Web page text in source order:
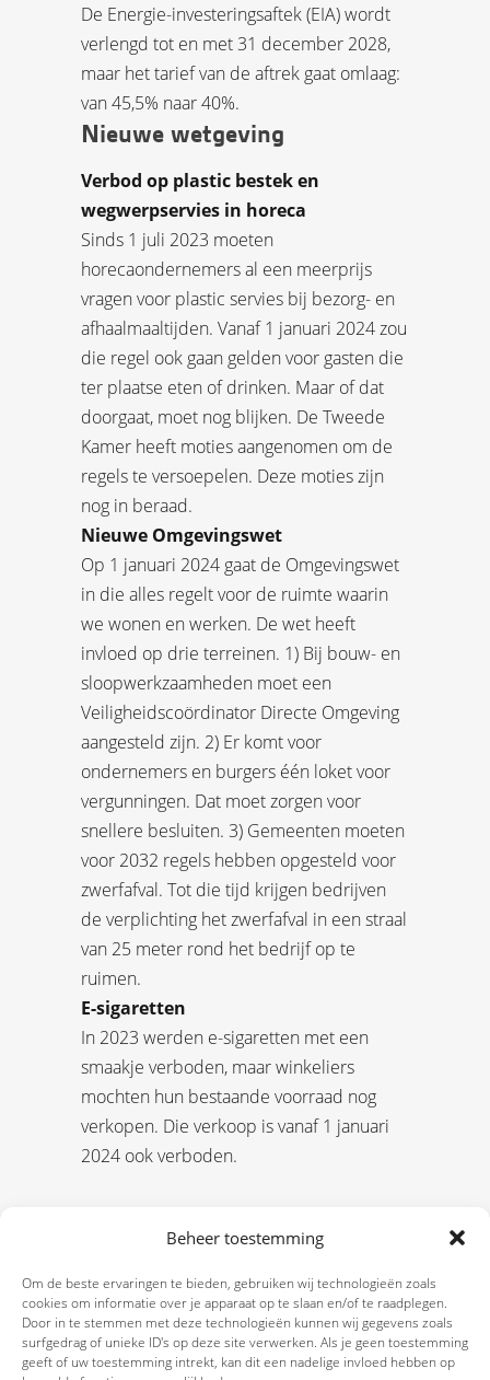
Beheer toestemming
Om de beste ervaringen te bieden, gebruiken wij technologieën zoals
cookies om informatie over je apparaat op te slaan en/of te raadplegen.
Door in te stemmen met deze technologieën kunnen wij gegevens zoals
surfgedrag of unieke ID's op deze site verwerken. Als je geen toestemming
geeft of uw toestemming intrekt, kan dit een nadelige invloed hebben op
De Energie-investeringsaftek (EIA) wordt
verlengd tot en met 31 december 2028,
maar het tarief van de aftrek gaat omlaag:
van 45,5% naar 40%.
Nieuwe wetgeving
Verbod op plastic bestek en
wegwerpservies in horeca
Sinds 1 juli 2023 moeten
horecaondernemers al een meerprijs
vragen voor plastic servies bij bezorg- en
afhaalmaaltijden. Vanaf 1 januari 2024 zou
die regel ook gaan gelden voor gasten die
ter plaatse eten of drinken. Maar of dat
doorgaat, moet nog blijken. De Tweede
Kamer heeft moties aangenomen om de
regels te versoepelen. Deze moties zijn
nog in beraad.
Nieuwe Omgevingswet
Op 1 januari 2024 gaat de Omgevingswet
in die alles regelt voor de ruimte waarin
we wonen en werken. De wet heeft
invloed op drie terreinen. 1) Bij bouw- en
sloopwerkzaamheden moet een
Veiligheidscoördinator Directe Omgeving
aangesteld zijn. 2) Er komt voor
ondernemers en burgers één loket voor
vergunningen. Dat moet zorgen voor
snellere besluiten. 3) Gemeenten moeten
voor 2032 regels hebben opgesteld voor
zwerfafval. Tot die tijd krijgen bedrijven
de verplichting het zwerfafval in een straal
van 25 meter rond het bedrijf op te
ruimen.
E-sigaretten
In 2023 werden e-sigaretten met een
smaakje verboden, maar winkeliers
mochten hun bestaande voorraad nog
verkopen. Die verkoop is vanaf 1 januari
2024 ook verboden.